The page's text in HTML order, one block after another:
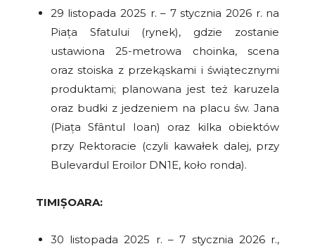
29 listopada 2025 r. – 7 stycznia 2026 r. na
Piața Sfatului (rynek), gdzie zostanie
ustawiona 25-metrowa choinka, scena
oraz stoiska z przekąskami i świątecznymi
produktami; planowana jest też karuzela
oraz budki z jedzeniem na placu św. Jana
(Piața Sfântul Ioan) oraz kilka obiektów
przy Rektoracie (czyli kawałek dalej, przy
Bulevardul Eroilor DN1E, koło ronda).
TIMIȘOARA:
30 listopada 2025 r. – 7 stycznia 2026 r.,